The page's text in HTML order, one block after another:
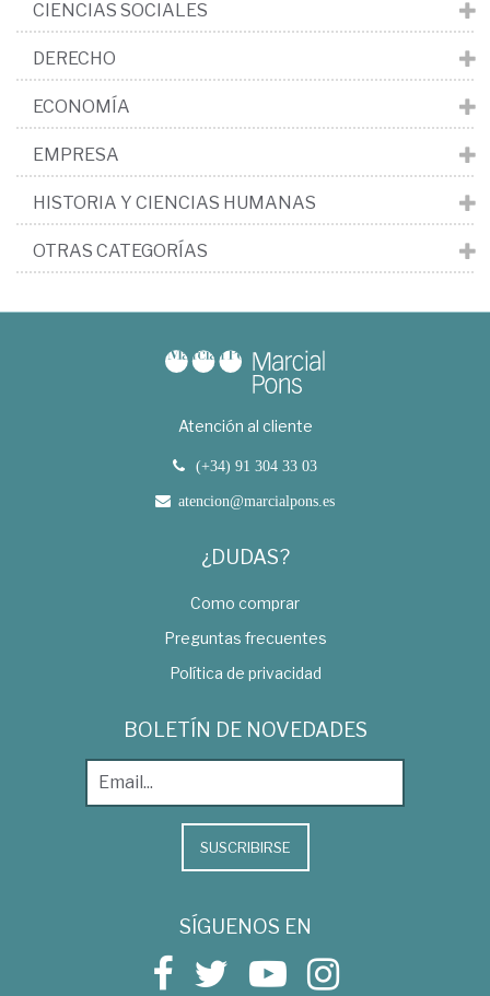
CIENCIAS SOCIALES
DERECHO
ECONOMÍA
EMPRESA
HISTORIA Y CIENCIAS HUMANAS
OTRAS CATEGORÍAS
Atención al cliente
(+34) 91 304 33 03
atencion@marcialpons.es
¿DUDAS?
Como comprar
Preguntas frecuentes
Política de privacidad
BOLETÍN DE NOVEDADES
SUSCRIBIRSE
SÍGUENOS EN